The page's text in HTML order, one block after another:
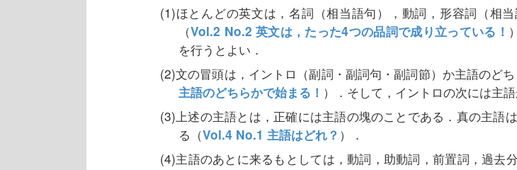
(1)ほとんどの英文は，名詞（相当語句），動詞，形容詞（相
（Vol.2 No.2 英文は，たった4つの品詞で成り立っている！
を行うとよい．
(2)文の冒頭は，イントロ（副詞・副詞句・副詞節）か主語のど
主語のどちらかで始まる！ ）．そして，イントロの次には主語
(3)上述の主語とは，正確には主語の塊のことである．真の主語
る（Vol.4 No.1 主語はどれ？ ）．
(4)主語のあとに来るもとしては，動詞，助動詞，前置詞，過去